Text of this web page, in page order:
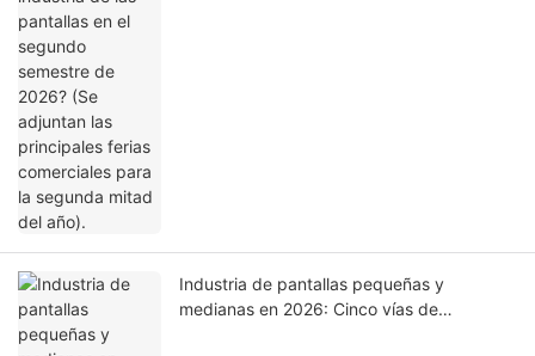
Industria de pantallas pequeñas y
medianas en 2026: Cinco vías de